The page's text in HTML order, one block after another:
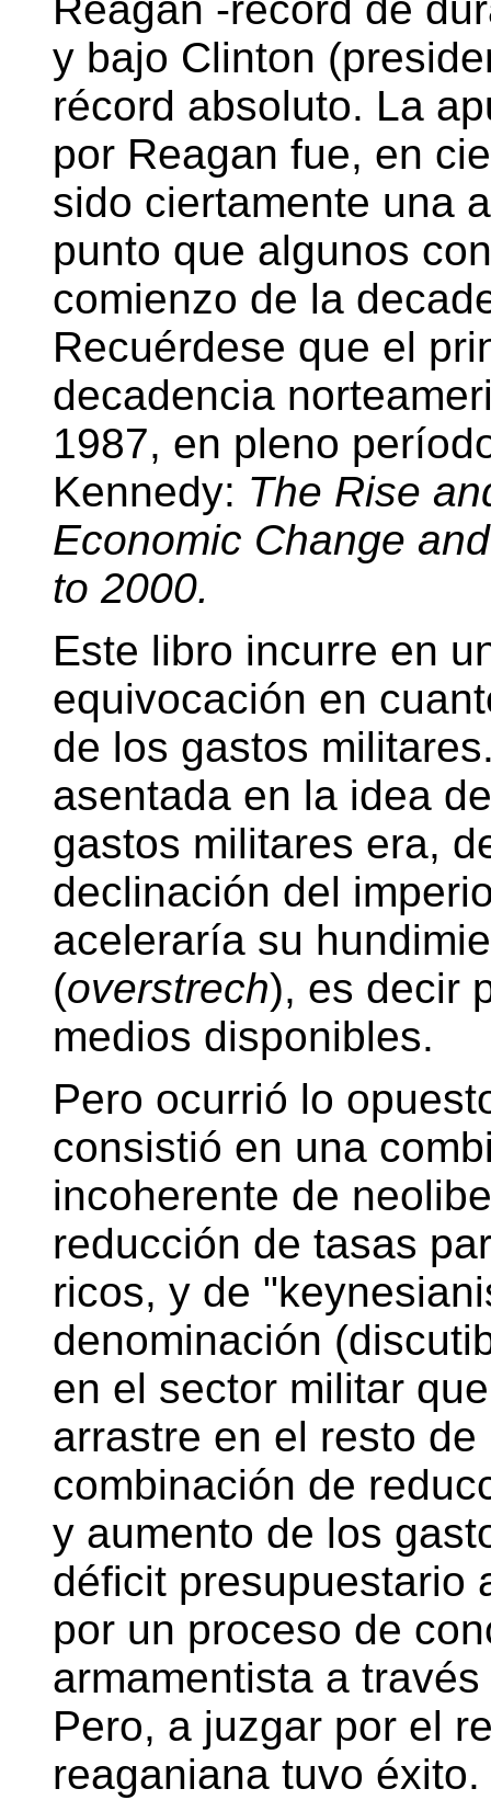
y bajo Clinton
récord absoluto. La
por Reagan fue, en
sido ciertamente una
punto que algunos
comienzo de la
Recuérdese que el
decadencia
1987, en pleno
Kennedy: The Rise
Economic Change
to 2000.
Este libro incurre en
equivocación en
de los gastos
asentada en la idea
gastos militares era,
declinación del
aceleraría su
(overstrech), es decir
medios disponibles.
Pero ocurrió lo
consistió en una
incoherente de
reducción de tasas
ricos, y de
denominación
en el sector militar
arrastre en el resto
combinación de
y aumento de los
déficit presupuestario
por un proceso de
armamentista a
Pero, a juzgar por el
reaganiana tuvo éxito.